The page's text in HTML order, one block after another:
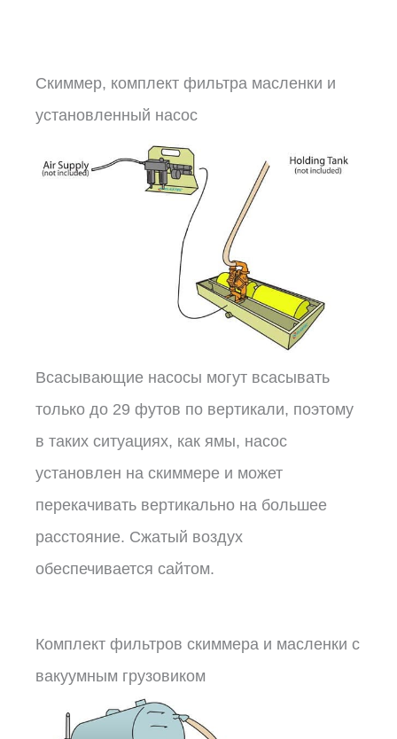
Скиммер, комплект фильтра масленки и
установленный насос
Всасывающие насосы могут всасывать
только до 29 футов по вертикали, поэтому
в таких ситуациях, как ямы, насос
установлен на скиммере и может
перекачивать вертикально на большее
расстояние. Сжатый воздух
обеспечивается сайтом.
Комплект фильтров скиммера и масленки с
вакуумным грузовиком